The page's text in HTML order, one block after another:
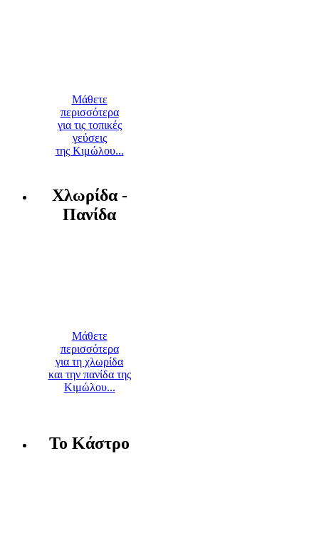
Μάθετε
περισσότερα
για τις τοπικές
γεύσεις
της Κιμώλου...
Χλωρίδα -
Πανίδα
Μάθετε
περισσότερα
για τη χλωρίδα
και την πανίδα της
Κιμώλου...
Το Κάστρο